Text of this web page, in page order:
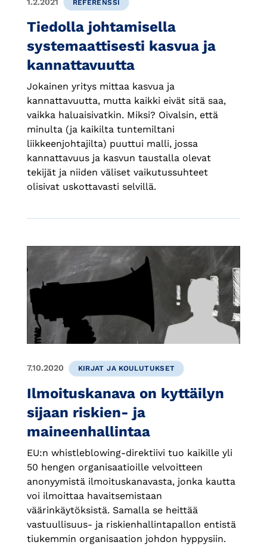
REFERENSSI
Tiedolla johtamisella
systemaattisesti kasvua ja
kannattavuutta
Jokainen yritys mittaa kasvua ja
kannattavuutta, mutta kaikki eivät sitä saa,
vaikka haluaisivatkin. Miksi? Oivalsin, että
minulta (ja kaikilta tuntemiltani
liikkeenjohtajilta) puuttui malli, jossa
kannattavuus ja kasvun taustalla olevat
tekijät ja niiden väliset vaikutussuhteet
olisivat uskottavasti selvillä.
7.10.2020 KIRJAT JA KOULUTUKSET
Ilmoituskanava on kyttäilyn
sijaan riskien- ja
maineenhallintaa
EU:n whistleblowing-direktiivi tuo kaikille yli
50 hengen organisaatioille velvoitteen
anonyymistä ilmoituskanavasta, jonka kautta
voi ilmoittaa havaitsemistaan
väärinkäytöksistä. Samalla se heittää
vastuullisuus- ja riskienhallintapallon entistä
tiukemmin organisaation johdon hyppysiin.